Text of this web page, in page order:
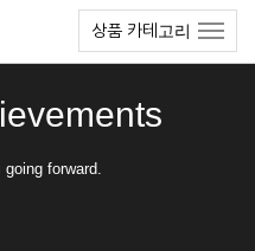
상품 카테고리
forward.